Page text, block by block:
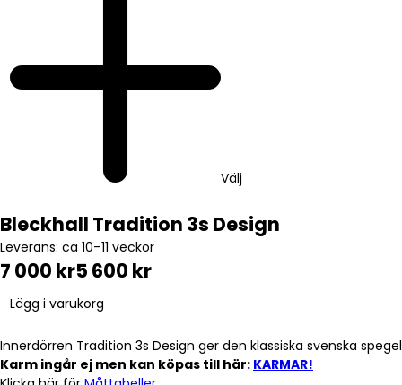
Välj
Bleckhall Tradition 3s Design
Leverans: ca 10–11 veckor
7 000 kr5 600 kr
Lägg i varukorg
Innerdörren Tradition 3s Design ger den klassiska svenska
Karm ingår ej men kan köpas till här: KARMAR!